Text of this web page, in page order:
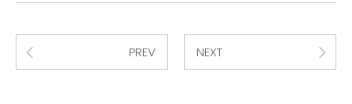
PREV NEXT